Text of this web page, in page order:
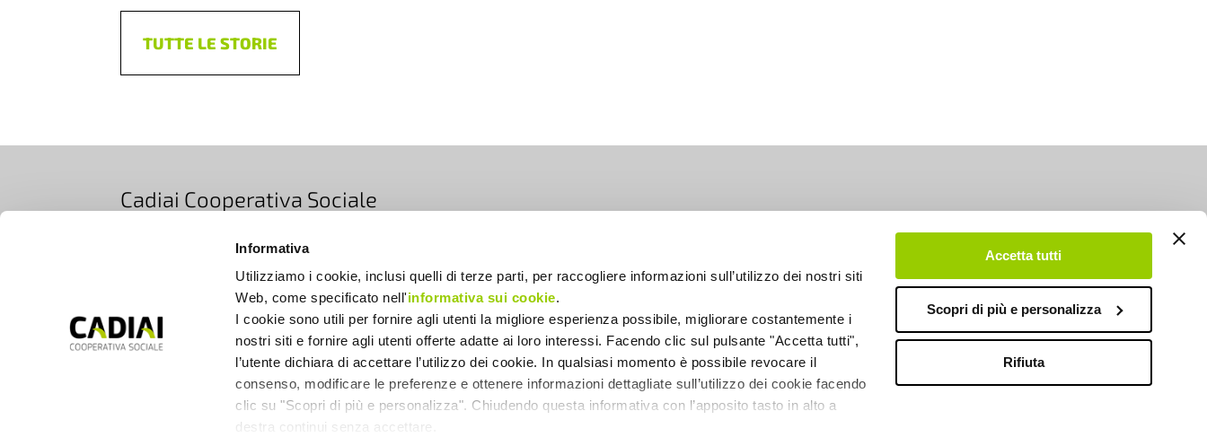
Informativa
Utilizziamo i cookie, inclusi quelli di terze parti, per raccogliere informazioni sull’utilizzo dei nostri siti
Web, come specificato nell'informativa sui cookie.
I cookie sono utili per fornire agli utenti la migliore esperienza possibile, migliorare costantemente i
nostri siti e fornire agli utenti offerte adatte ai loro interessi. Facendo clic sul pulsante "Accetta tutti",
l’utente dichiara di accettare l’utilizzo dei cookie. In qualsiasi momento è possibile revocare il
consenso, modificare le preferenze e ottenere informazioni dettagliate sull’utilizzo dei cookie facendo
clic su "Scopri di più e personalizza". Chiudendo questa informativa con l’apposito tasto in alto a
destra continui senza accettare.
Accetta tutti
Scopri di più e personalizza
Rifiuta
TUTTE LE STORIE
Cadiai Cooperativa Sociale
Via Bovi Campeggi 2/4E, 40131 Bologna, Italia
T +39 051 5283511 |EMAIL info@cadiai.it
PEC cooperativacadiai@legalmail.it
Iscrizione Registro Imprese di Bologna
C.F. e P.IVA 00672690377
INFORMATIVA PROTEZIONE DATI